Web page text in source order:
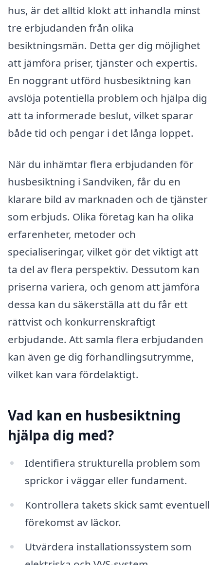
hus, är det alltid klokt att inhandla minst
tre erbjudanden från olika
besiktningsmän. Detta ger dig möjlighet
att jämföra priser, tjänster och expertis.
En noggrant utförd husbesiktning kan
avslöja potentiella problem och hjälpa dig
att ta informerade beslut, vilket sparar
både tid och pengar i det långa loppet.
När du inhämtar flera erbjudanden för
husbesiktning i Sandviken, får du en
klarare bild av marknaden och de tjänster
som erbjuds. Olika företag kan ha olika
erfarenheter, metoder och
specialiseringar, vilket gör det viktigt att
ta del av flera perspektiv. Dessutom kan
priserna variera, och genom att jämföra
dessa kan du säkerställa att du får ett
rättvist och konkurrenskraftigt
erbjudande. Att samla flera erbjudanden
kan även ge dig förhandlingsutrymme,
vilket kan vara fördelaktigt.
Vad kan en husbesiktning
hjälpa dig med?
Identifiera strukturella problem som
sprickor i väggar eller fundament.
Kontrollera takets skick samt eventuell
förekomst av läckor.
Utvärdera installationssystem som